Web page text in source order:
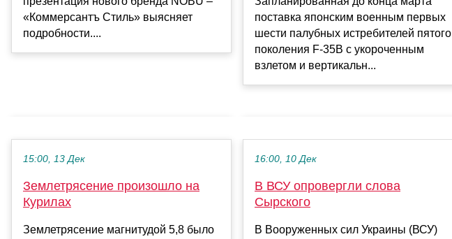
«Коммерсантъ Стиль» выясняет
подробности....
поставка японским военным первых
шести палубных истребителей пятого
поколения F-35B с укороченным
взлетом и вертикальн...
15:00, 13 Дек
Землетрясение произошло на
Курилах
Землетрясение магнитудой 5,8 было
16:00, 10 Дек
В ВСУ опровергли слова
Сырского
В Вооруженных сил Украины (ВСУ)